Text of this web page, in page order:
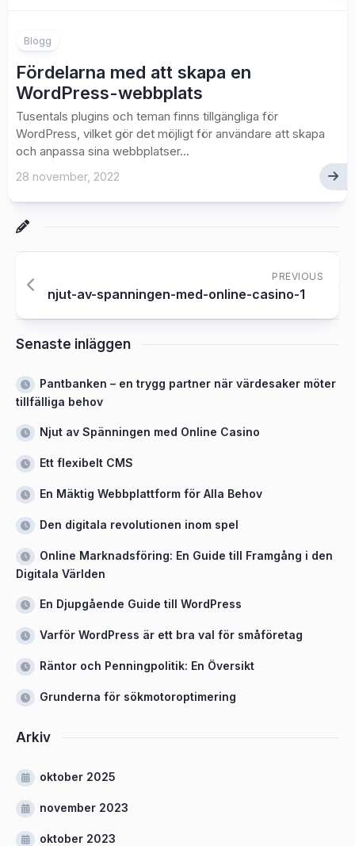
Blogg
Fördelarna med att skapa en
WordPress-webbplats
Tusentals plugins och teman finns tillgängliga för
WordPress, vilket gör det möjligt för användare att skapa
och anpassa sina webbplatser...
28 november, 2022
PREVIOUS
njut-av-spanningen-med-online-casino-1
Senaste inläggen
Pantbanken – en trygg partner när värdesaker möter
tillfälliga behov
Njut av Spänningen med Online Casino
Ett flexibelt CMS
En Mäktig Webbplattform för Alla Behov
Den digitala revolutionen inom spel
Online Marknadsföring: En Guide till Framgång i den
Digitala Världen
En Djupgående Guide till WordPress
Varför WordPress är ett bra val för småföretag
Räntor och Penningpolitik: En Översikt
Grunderna för sökmotoroptimering
Arkiv
oktober 2025
november 2023
oktober 2023